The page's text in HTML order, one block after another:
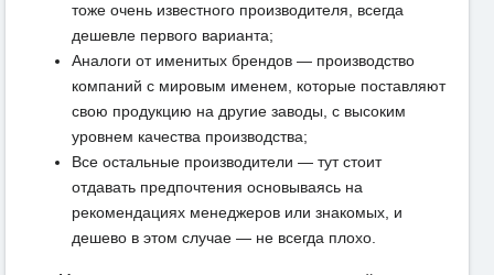
тоже очень известного производителя, всегда
дешевле первого варианта;
Аналоги от именитых брендов — производство
компаний с мировым именем, которые поставляют
свою продукцию на другие заводы, с высоким
уровнем качества производства;
Все остальные производители — тут стоит
отдавать предпочтения основываясь на
рекомендациях менеджеров или знакомых, и
дешево в этом случае — не всегда плохо.